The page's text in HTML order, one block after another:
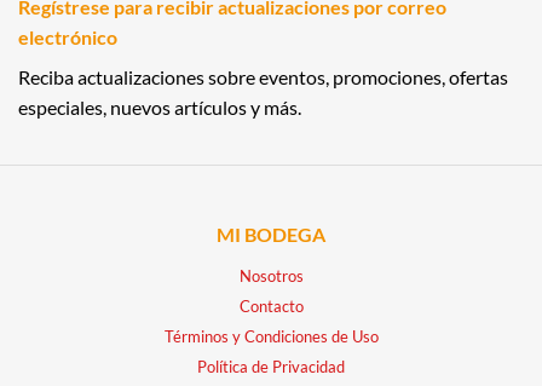
Regístrese para recibir actualizaciones por correo
electrónico
Reciba actualizaciones sobre eventos, promociones, ofertas
especiales, nuevos artículos y más.
MI BODEGA
Nosotros
Contacto
Términos y Condiciones de Uso
Política de Privacidad